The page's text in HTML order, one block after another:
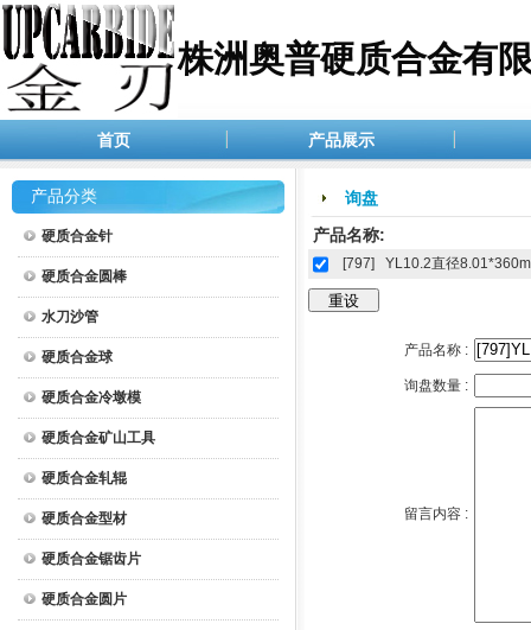
株洲奥普硬质合金有
首页 产品展示
产品分类
硬质合金针
硬质合金圆棒
水刀沙管
硬质合金球
硬质合金冷墩模
硬质合金矿山工具
硬质合金轧辊
硬质合金型材
硬质合金锯齿片
硬质合金圆片
询盘
产品名称:
[797] YL10.2直径
产品名称 :
询盘数量 :
留言内容 :